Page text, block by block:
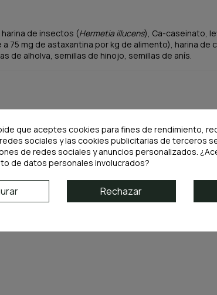
de insectos (Hermetia illucens), Ca-caseinato,
75 mg de astaxantina por kg de alimento), harina de
de alholva, semillas de hinojo, semillas de anís.
que aceptes cookies para fines de rendimiento,
sociales y las cookies publicitarias de terceros
de redes sociales y anuncios personalizados.
de datos personales involucrados?
Rechazar